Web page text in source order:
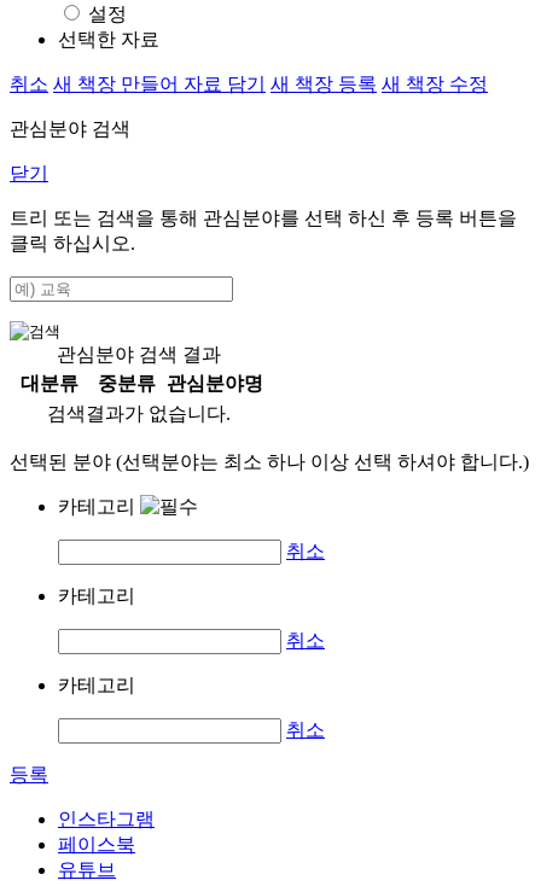
설정
선택한 자료
취소 새 책장 만들어 자료 담기 새 책장 등록 새 책장 수정
관심분야 검색
닫기
트리 또는 검색을 통해 관심분야를 선택 하신 후 등록 버튼을
클릭 하십시오.
관심분야 검색 결과
대분류
중분류
관심분야명
검색결과가 없습니다.
선택된 분야 (선택분야는 최소 하나 이상 선택 하셔야 합니다.)
카테고리
취소
카테고리
취소
카테고리
취소
등록
인스타그램
페이스북
유튜브